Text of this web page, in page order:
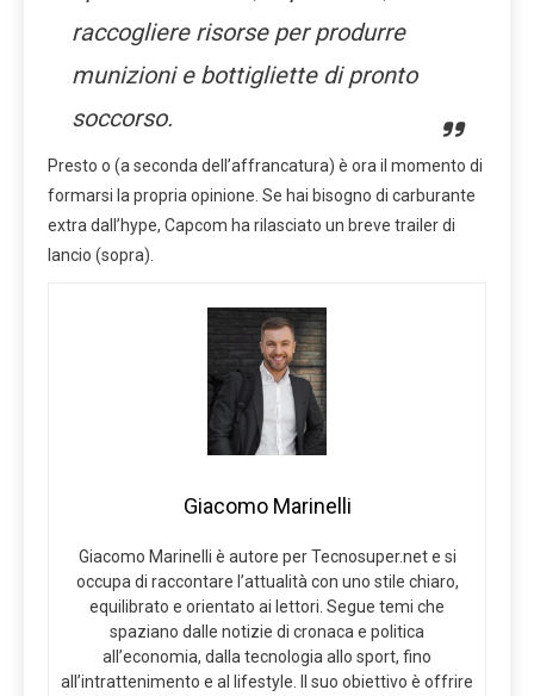
raccogliere risorse per produrre
munizioni e bottigliette di pronto
soccorso.
Presto o (a seconda dell’affrancatura) è ora il momento di
formarsi la propria opinione. Se hai bisogno di carburante
extra dall’hype, Capcom ha rilasciato un breve trailer di
lancio (sopra).
Giacomo Marinelli
Giacomo Marinelli è autore per Tecnosuper.net e si
occupa di raccontare l’attualità con uno stile chiaro,
equilibrato e orientato ai lettori. Segue temi che
spaziano dalle notizie di cronaca e politica
all’economia, dalla tecnologia allo sport, fino
all’intrattenimento e al lifestyle. Il suo obiettivo è offrire